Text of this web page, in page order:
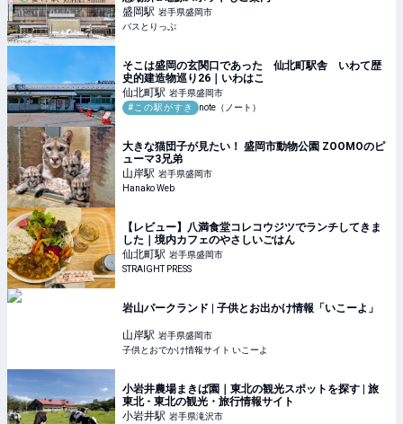
盛岡駅 岩手県盛岡市
バスとりっぷ
そこは盛岡の玄関口であった 仙北町駅舎 いわて歴
史的建造物巡り26｜いわはこ
仙北町駅 岩手県盛岡市
#この駅がすき
note（ノート）
大きな猫団子が見たい！ 盛岡市動物公園 ZOOMOのピ
ューマ3兄弟
山岸駅 岩手県盛岡市
Hanako Web
【レビュー】八満食堂コレコウジツでランチしてきま
した｜境内カフェのやさしいごはん
仙北町駅 岩手県盛岡市
STRAIGHT PRESS
岩山パークランド | 子供とお出かけ情報「いこーよ」
山岸駅 岩手県盛岡市
子供とおでかけ情報サイト いこーよ
小岩井農場まきば園｜東北の観光スポットを探す | 旅
東北 - 東北の観光・旅行情報サイト
小岩井駅 岩手県滝沢市